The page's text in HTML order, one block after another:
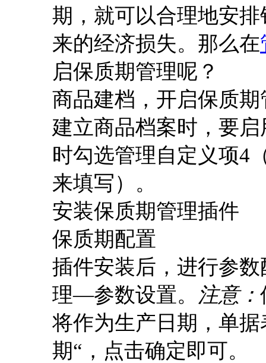
期，就可以合理地安
来的经济损失。那么在
启保质期管理呢？
商品建档，开启保质期
建立商品档案时，要
时勾选管理自定义项4
来填写）。
安装保质期管理插件
保质期配置
插件安装后，进行参
理—参数设置。 注意：
将作为生产日期，单
期“，点击确定即可。